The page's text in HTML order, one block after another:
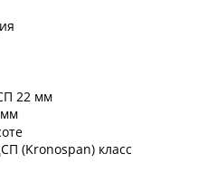
22 мм
(Kronospan) класс